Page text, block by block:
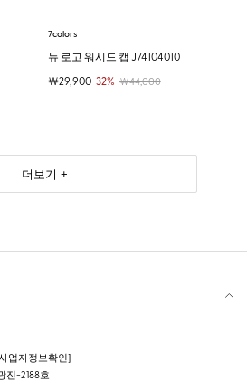
7colors
뉴 로고 워시드 캡 J74104010
￦29,900 32% ￦44,000
더보기 +
업자정보확인]
진-2188호